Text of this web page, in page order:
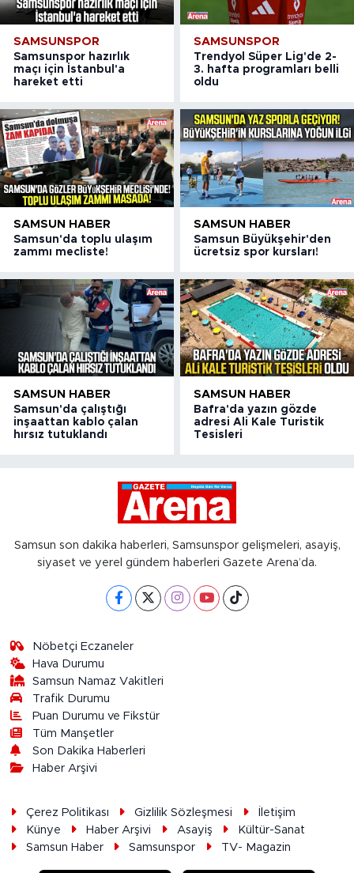
SAMSUNSPOR
Samsunspor hazırlık
maçı için İstanbul'a
hareket etti
SAMSUNSPOR
Trendyol Süper Lig'de 2-
3. hafta programları belli
oldu
SAMSUN HABER
Samsun'da toplu ulaşım
zammı mecliste!
SAMSUN HABER
Samsun Büyükşehir'den
ücretsiz spor kursları!
SAMSUN HABER
Samsun'da çalıştığı
inşaattan kablo çalan
hırsız tutuklandı
SAMSUN HABER
Bafra'da yazın gözde
adresi Ali Kale Turistik
Tesisleri
Samsun son dakika haberleri, Samsunspor gelişmeleri, asayiş,
siyaset ve yerel gündem haberleri Gazete Arena’da.
Nöbetçi Eczaneler
Hava Durumu
Samsun Namaz Vakitleri
Trafik Durumu
Puan Durumu ve Fikstür
Tüm Manşetler
Son Dakika Haberleri
Haber Arşivi
Çerez Politikası Gizlilik Sözleşmesi
İletişim
Künye
Haber Arşivi Asayiş
Kültür-Sanat
Samsun Haber
Samsunspor TV- Magazin